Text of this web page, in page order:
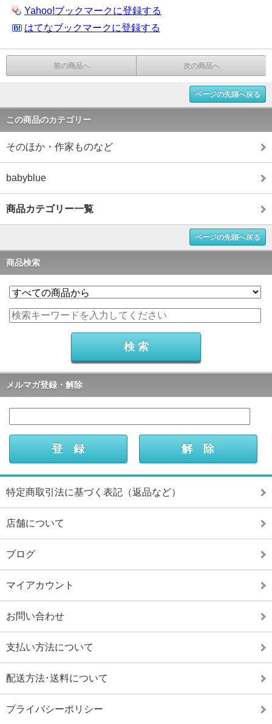
Yahoo!ブックマークに登録する
はてなブックマークに登録する
前の商品へ 次の商品へ
ページの先頭へ戻る
この商品のカテゴリー
そのほか・作家ものなど
babyblue
商品カテゴリー一覧
ページの先頭へ戻る
商品検索
メルマガ登録・解除
特定商取引法に基づく表記（返品など）
店舗について
ブログ
マイアカウント
お問い合わせ
支払い方法について
配送方法･送料について
プライバシーポリシー